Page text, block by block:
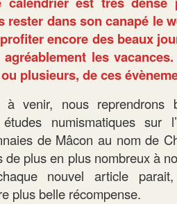
rester dans son canapé le
encore des beaux
les
plusieurs, de ces
à venir, nous reprendrons
numismatiques sur
de Mâcon au nom de
plus en plus nombreux à
nouvel article
plus belle récompense.